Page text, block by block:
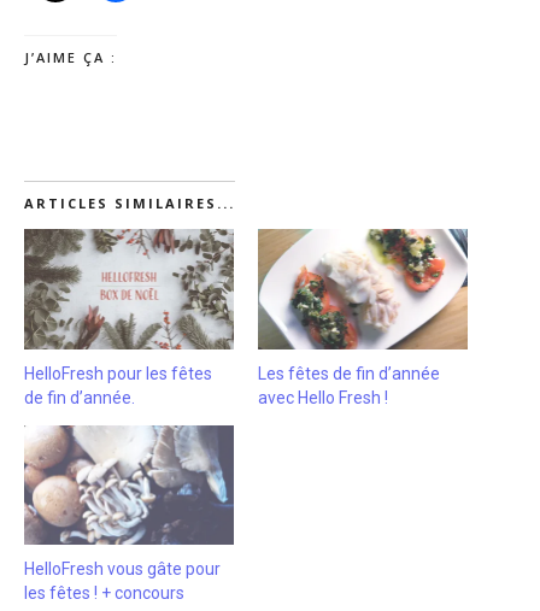
J’AIME ÇA :
ARTICLES SIMILAIRES...
HelloFresh pour les fêtes
de fin d’année.
Les fêtes de fin d’année
avec Hello Fresh !
HelloFresh vous gâte pour
les fêtes ! + concours